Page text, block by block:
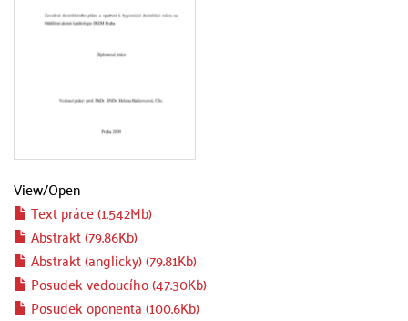
View/Open
Text práce (1.542Mb)
Abstrakt (79.86Kb)
Abstrakt (anglicky) (79.81Kb)
Posudek vedoucího (47.30Kb)
Posudek oponenta (100.6Kb)